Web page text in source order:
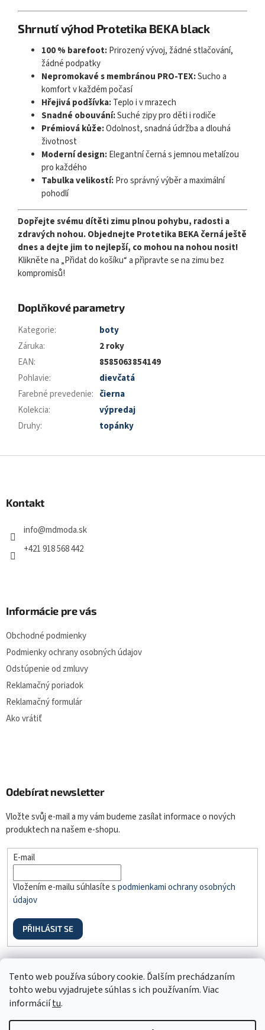
Tento web používa súbory cookie. Ďalším prechádzaním
tohto webu vyjadrujete súhlas s ich používaním. Viac
informáciítu.
Shrnutí výhod Protetika BEKA black
100 % barefoot:Prirozený vývoj, žádné stlačování,
žádné podpatky
Nepromokavé s membránou PRO-TEX:Sucho a
komfort v každém počasí
Hřejivá podšívka:Teplo i v mrazech
Snadné obouvání:Suché zipy pro děti i rodiče
Prémiová kůže:Odolnost, snadná údržba a dlouhá
životnost
Moderní design:Elegantní černá s jemnou metalízou
pro každého
Tabulka velikostí:Pro správný výběr a maximální
pohodlí
Dopřejte svému dítěti zimu plnou pohybu, radosti a
zdravých nohou. Objednejte Protetika BEKA černá ještě
dnes a dejte jim to nejlepší, co mohou na nohou nosit!
Klikněte na „Přidat do košíku“ a připravte se na zimu bez
kompromisů!
Doplňkové parametry
Kategorie:
boty
Záruka:
2 roky
EAN:
8585063854149
Pohlavie:
dievčatá
Farebné prevedenie: čierna
Kolekcia:
výpredaj
Druhy: topánky
Kontakt
info@mdmoda.sk
+421 918 568 442
Informácie pre vás
Obchodné podmienky
Podmienky ochrany osobných údajov
Odstúpenie od zmluvy
Reklamačný poriadok
Reklamačný formulár
Ako vrátiť
Odebírat newsletter
Vložte svůj e-mail a my vám budeme zasílat informace o nových
produktech na našem e-shopu.
E-mail
Vložením e-mailu súhlasíte spodmienkami ochrany osobných
údajov
PŘIHLÁSIT SE
Odstúpenie od zmluvy